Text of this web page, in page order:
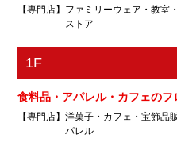
ホームページ
三浦歯科診療室DOLCE
歯科診療室
営業時間
QBハウス
電話番号
ホームページ
電話番号
ホームページ
ハンズビー
ホームセンター
【専門店】ファミリーウェア・教室
ストア
無印良品
電話番号
1F
食料品・アパレル・カフェのフ
【専門店】洋菓子・カフェ・宝飾品
パレル